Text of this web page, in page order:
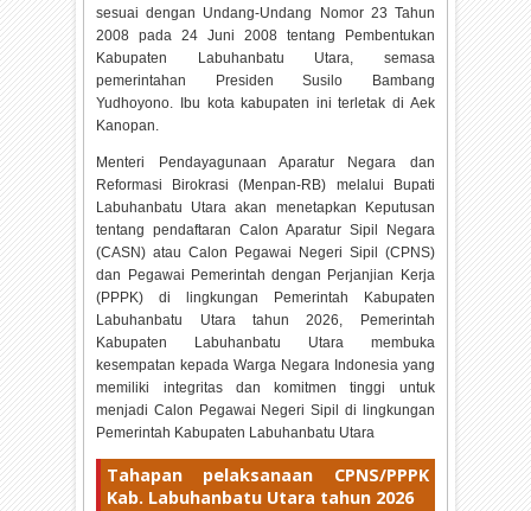
sesuai dengan Undang-Undang Nomor 23 Tahun
2008 pada 24 Juni 2008 tentang Pembentukan
Kabupaten Labuhanbatu Utara, semasa
pemerintahan Presiden Susilo Bambang
Yudhoyono. Ibu kota kabupaten ini terletak di Aek
Kanopan.
Menteri Pendayagunaan Aparatur Negara dan
Reformasi Birokrasi (Menpan-RB) melalui Bupati
Labuhanbatu Utara akan menetapkan Keputusan
tentang pendaftaran Calon Aparatur Sipil Negara
(CASN) atau Calon Pegawai Negeri Sipil (CPNS)
dan Pegawai Pemerintah dengan Perjanjian Kerja
(PPPK) di lingkungan Pemerintah Kabupaten
Labuhanbatu Utara tahun2026, Pemerintah
Kabupaten Labuhanbatu Utara membuka
kesempatan kepada Warga Negara Indonesia yang
memiliki integritas dan komitmen tinggi untuk
menjadi Calon Pegawai Negeri Sipil di lingkungan
Pemerintah Kabupaten Labuhanbatu Utara
Tahapan pelaksanaan CPNS/PPPK
Kab. Labuhanbatu Utara tahun 2026